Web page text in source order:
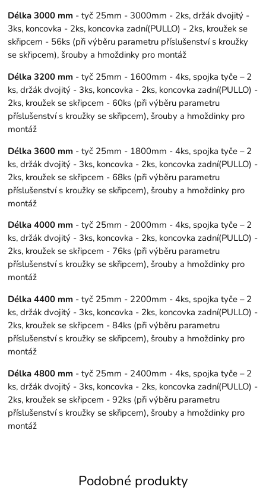
Délka 3000 mm - tyč 25mm - 3000mm - 2ks, držák dvojitý -
3ks, koncovka - 2ks, koncovka zadní(PULLO) - 2ks, kroužek se
skřipcem - 56ks (při výběru parametru příslušenství s kroužky
se skřipcem), šrouby a hmoždinky pro montáž
Délka 3200 mm - tyč 25mm - 1600mm - 4ks, spojka tyče – 2
ks, držák dvojitý - 3ks, koncovka - 2ks, koncovka zadní(PULLO) -
2ks, kroužek se skřipcem - 60ks (při výběru parametru
příslušenství s kroužky se skřipcem), šrouby a hmoždinky pro
montáž
Délka 3600 mm - tyč 25mm - 1800mm - 4ks, spojka tyče – 2
ks, držák dvojitý - 3ks, koncovka - 2ks, koncovka zadní(PULLO) -
2ks, kroužek se skřipcem - 68ks (při výběru parametru
příslušenství s kroužky se skřipcem), šrouby a hmoždinky pro
montáž
Délka 4000 mm - tyč 25mm - 2000mm - 4ks, spojka tyče – 2
ks, držák dvojitý - 3ks, koncovka - 2ks, koncovka zadní(PULLO) -
2ks, kroužek se skřipcem - 76ks (při výběru parametru
příslušenství s kroužky se skřipcem), šrouby a hmoždinky pro
montáž
Délka 4400 mm - tyč 25mm - 2200mm - 4ks, spojka tyče – 2
ks, držák dvojitý - 3ks, koncovka - 2ks, koncovka zadní(PULLO) -
2ks, kroužek se skřipcem - 84ks (při výběru parametru
příslušenství s kroužky se skřipcem), šrouby a hmoždinky pro
montáž
Délka 4800 mm - tyč 25mm - 2400mm - 4ks, spojka tyče – 2
ks, držák dvojitý - 3ks, koncovka - 2ks, koncovka zadní(PULLO) -
2ks, kroužek se skřipcem - 92ks (při výběru parametru
příslušenství s kroužky se skřipcem), šrouby a hmoždinky pro
montáž
Podobné produkty